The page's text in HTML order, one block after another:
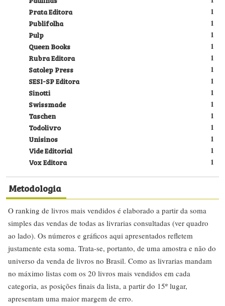
1
Prata Editora
1
Publifolha
1
Pulp
1
Queen Books
1
Rubra Editora
1
Satolep Press
1
SESI-SP Editora
1
Sinotti
1
Swissmade
1
Taschen
1
Todolivro
1
Unisinos
1
Vide Editorial
1
Vox Editora
Metodologia
O ranking de livros mais vendidos é elaborado a partir da soma
simples das vendas de todas as livrarias consultadas (ver quadro
ao lado). Os números e gráficos aqui apresentados refletem
justamente esta soma. Trata-se, portanto, de uma amostra e não do
universo da venda de livros no Brasil. Como as livrarias mandam
no máximo listas com os 20 livros mais vendidos em cada
categoria, as posições finais da lista, a partir do 15º lugar,
apresentam uma maior margem de erro.